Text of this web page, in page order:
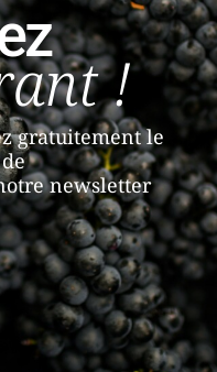
!
gratuitement le
newsletter